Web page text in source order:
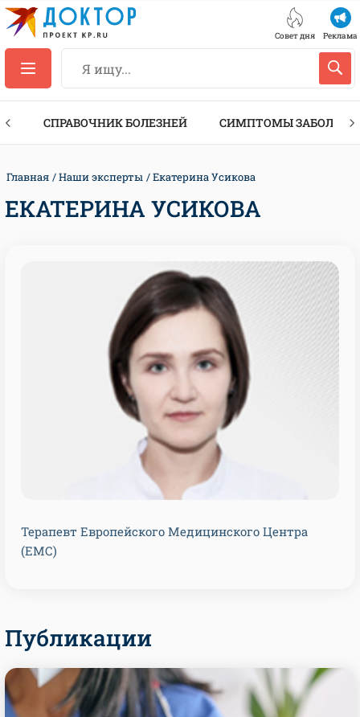
Совет дня Реклама
СПРАВОЧНИК БОЛЕЗНЕЙ СИМПТОМЫ
Главная Наши эксперты Екатерина Усикова
ЕКАТЕРИНА УСИКОВА
Терапевт Европейского Медицинского Центра
(ЕМС)
Публикации